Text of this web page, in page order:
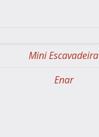
Mini Escavadeira
Enar